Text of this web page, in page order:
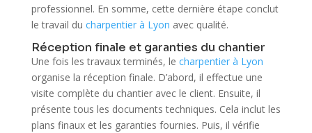
professionnel. En somme, cette dernière étape conclut
le travail du charpentier à Lyon avec qualité.
Réception finale et garanties du chantier
Une fois les travaux terminés, le charpentier à Lyon
organise la réception finale. D’abord, il effectue une
visite complète du chantier avec le client. Ensuite, il
présente tous les documents techniques. Cela inclut les
plans finaux et les garanties fournies. Puis, il vérifie